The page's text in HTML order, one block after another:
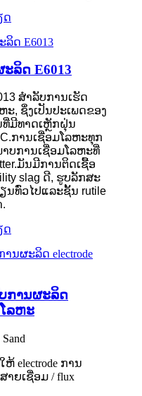
ດ
ລິດ E6013
ສໍາລັບການເຮັດ
ະ, ຊຶ່ງເປັນປະເພດຂອງ
ທີ່ມີທາດເຫຼັກຝຸ່ນ
ການເຊື່ອມໂລຫະທຸກ
ບການເຊື່ອມໂລຫະທີ່
ມັນ​ມີ​ການ​ຕິດ​ເຊື້ອ​
slag ດີ​, ຮູບ​ລັກ​ສະ​
ນທົ່ວໄປແລະຊັ້ນ rutile
ດ
ການຜະລິດ
ໂລຫະ
electrode ການ
າຍເຊື່ອມ / flux